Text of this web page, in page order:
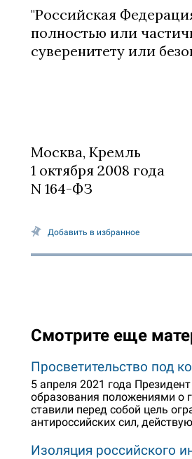
"Российская
полностью или
суверенитету или
Москва, Кремль
1 октября 2008 года
N 164-ФЗ
Добавить в избранное
Смотрите еще
Просветительство под
5 апреля 2021 года
образования положениями о
ставили перед собой цель
антироссийских сил,
Изоляция российского